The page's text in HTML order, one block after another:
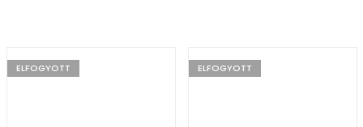
ELFOGYOTT ELFOGYOTT